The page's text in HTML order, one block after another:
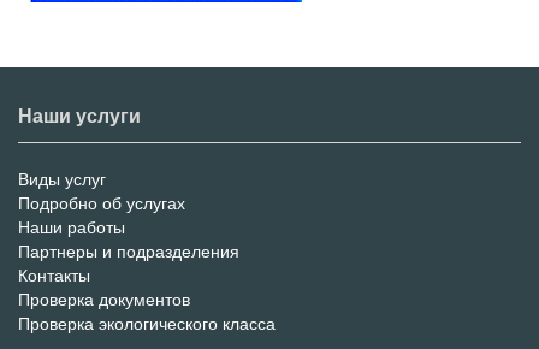
Наши услуги
Меню
услуг
Виды услуг
Подробно об услугах
Наши работы
Партнеры и подразделения
Контакты
Проверка документов
Проверка экологического класса